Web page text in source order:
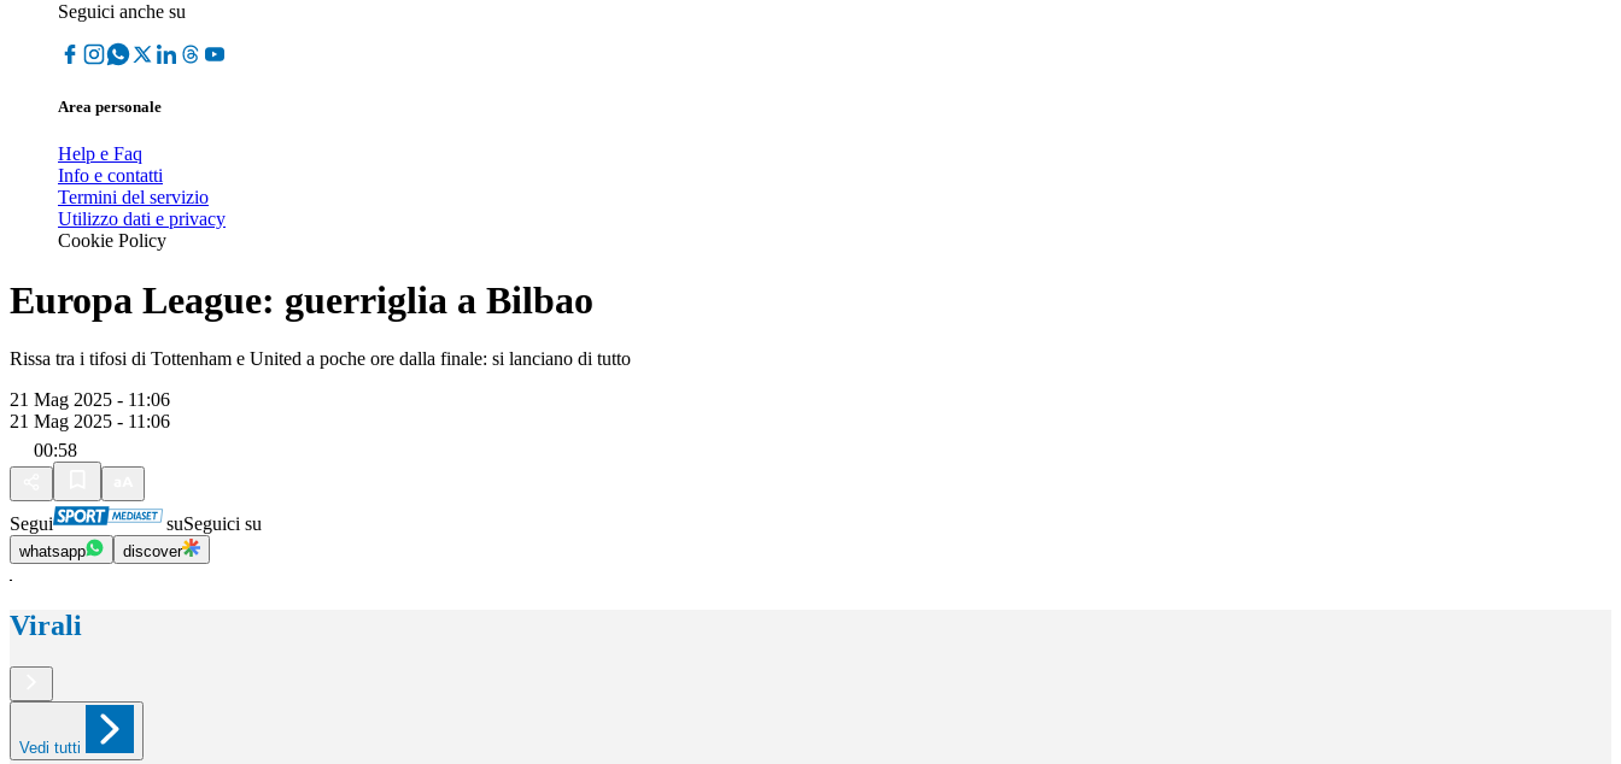
Seguici anche su
Area personale
Help e Faq
Info e contatti
Termini del servizio
Utilizzo dati e privacy
Cookie Policy
Europa League: guerriglia a Bilbao
Rissa tra i tifosi di Tottenham e United a poche ore dalla finale: si lanciano di tutto
21 Mag 2025 - 11:06
21 Mag 2025 - 11:06
00:58
Segui suSeguici su
whatsapp discover
Virali
Vedi tutti